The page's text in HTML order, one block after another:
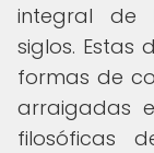
integral de
siglos. Estas
formas de
arraigadas
filosóficas